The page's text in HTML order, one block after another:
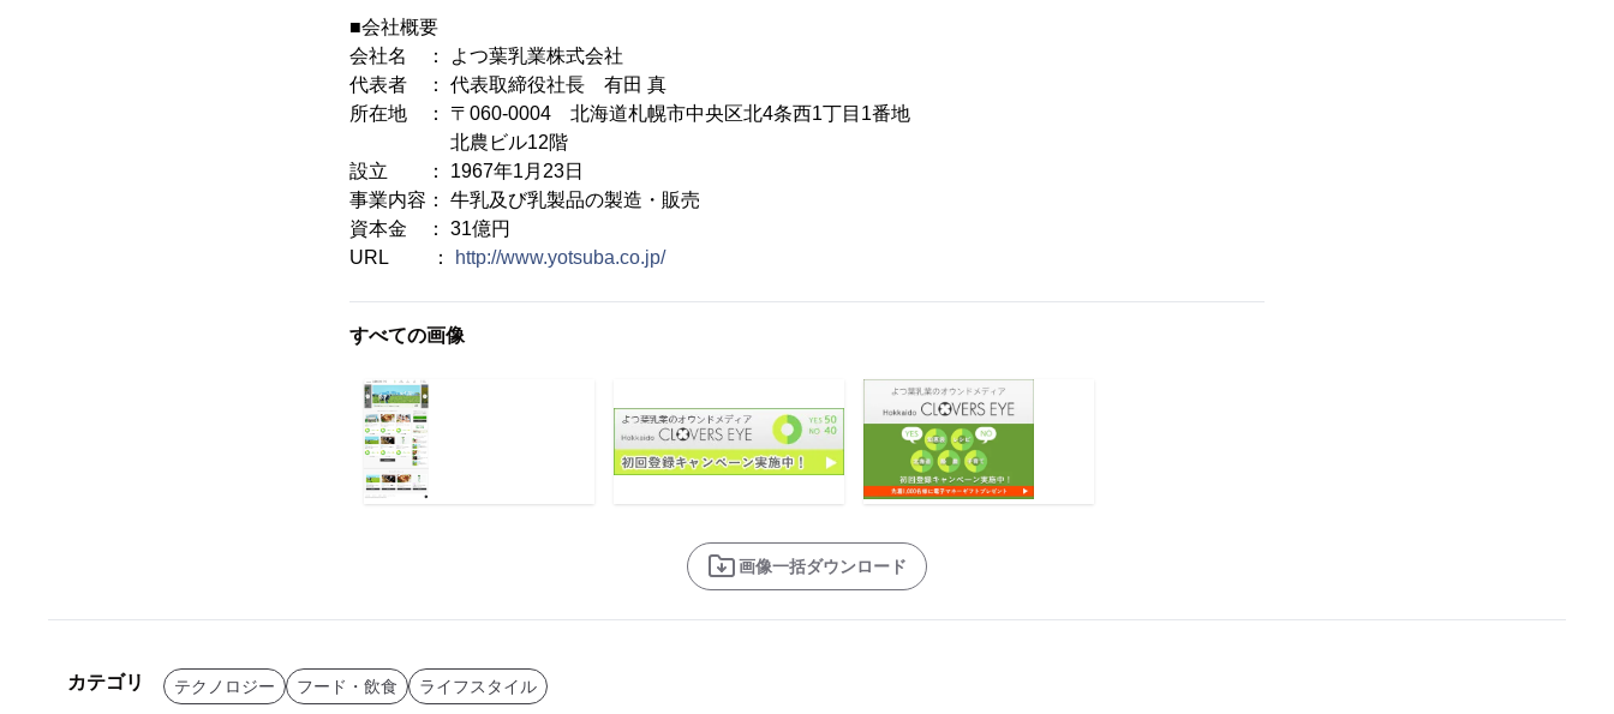
■会社概要
会社名 ： よつ葉乳業株式会社
代表者 ： 代表取締役社長 有田 真
所在地 ： 〒060-0004 北海道札幌市中央区北4条西1丁目1番地
北農ビル12階
設立 ： 1967年1月23日
事業内容： 牛乳及び乳製品の製造・販売
資本金 ： 31億円
URL ：
http://www.yotsuba.co.jp/
すべての画像
画像一括ダウンロード
カテゴリ テクノロジー フード・飲食 ライフスタイル